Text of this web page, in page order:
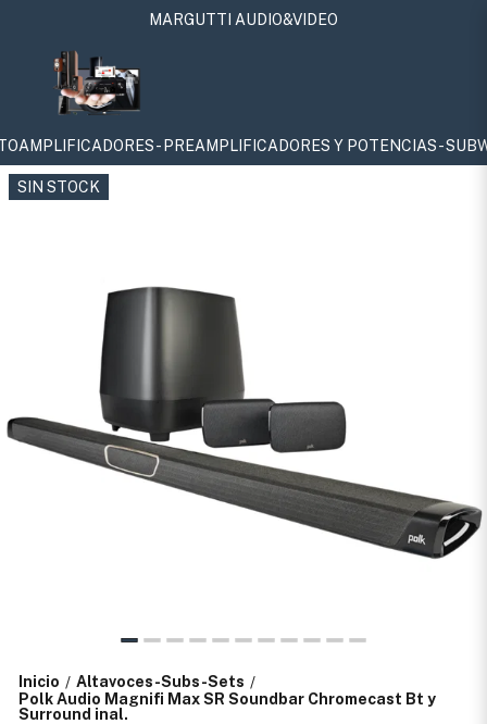
MARGUTTI AUDIO&VIDEO
- PREAMPLIFICADORES Y POTENCIAS - SUBWOOFERS
SIN STOCK
Inicio / Altavoces-Subs-Sets /
Polk Audio Magnifi Max SR Soundbar Chromecast Bt y
Surround inal.